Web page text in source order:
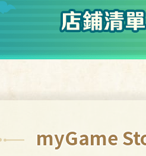
迷宮Ⅰ・Ⅱ・Ⅲ
myGame